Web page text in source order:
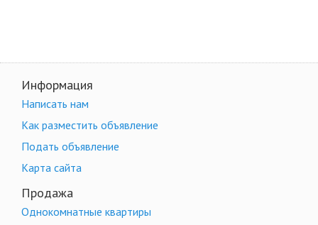
Информация
Написать нам
Как разместить объявление
Подать объявление
Карта сайта
Продажа
Однокомнатные квартиры